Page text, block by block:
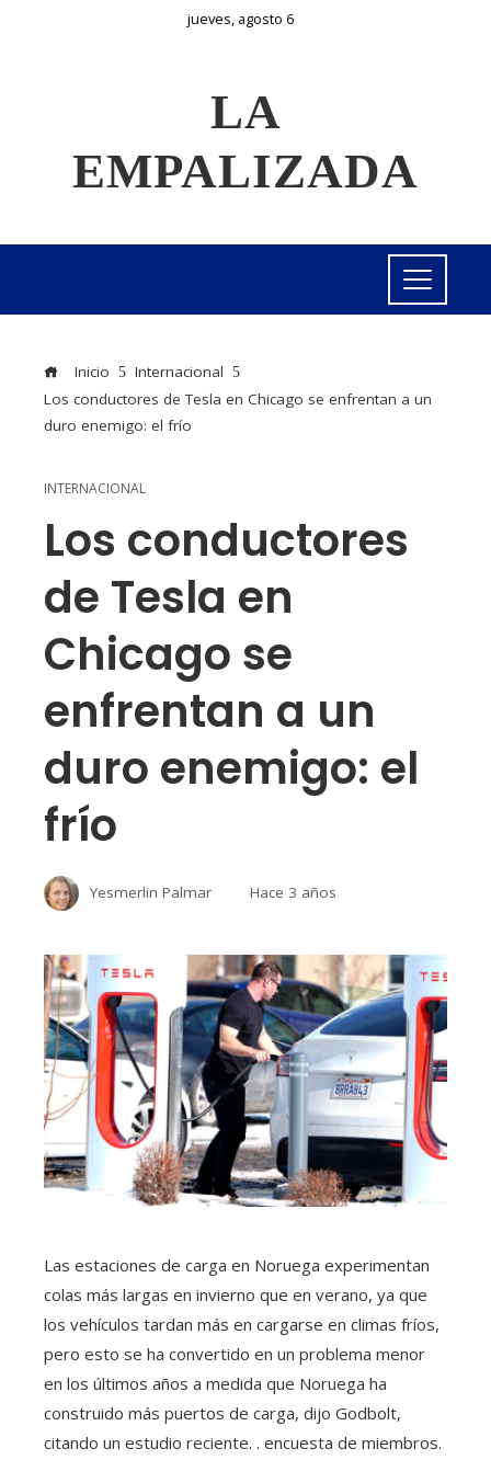
jueves, agosto 6
LA
EMPALIZADA
Inicio
Internacional
Los conductores de Tesla en Chicago se enfrentan a un
duro enemigo: el frío
INTERNACIONAL
Los conductores
de Tesla en
Chicago se
enfrentan a un
duro enemigo: el
frío
Yesmerlin Palmar Hace 3 años
Las estaciones de carga en Noruega experimentan
colas más largas en invierno que en verano, ya que
los vehículos tardan más en cargarse en climas fríos,
pero esto se ha convertido en un problema menor
en los últimos años a medida que Noruega ha
construido más puertos de carga, dijo Godbolt,
citando un estudio reciente. . encuesta de miembros.